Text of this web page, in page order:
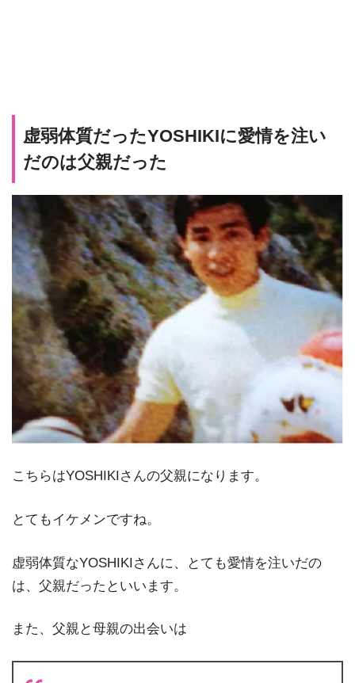
虚弱体質だったYOSHIKIに愛情を注い
だのは父親だった
こちらはYOSHIKIさんの父親になります。
とてもイケメンですね。
虚弱体質なYOSHIKIさんに、とても愛情を注いだの
は、父親だったといいます。
また、父親と母親の出会いは